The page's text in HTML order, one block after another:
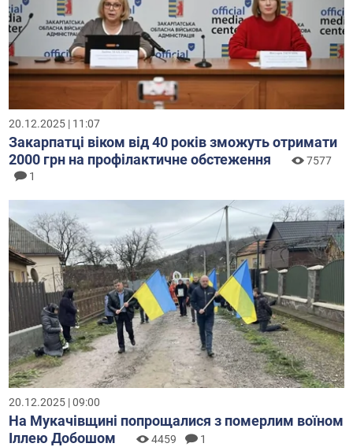
20.12.2025 | 11:07
Закарпатці віком від 40 років зможуть отримати
2000 грн на профілактичне обстеження
7577
1
20.12.2025 | 09:00
На Мукачівщині попрощалися з померлим воїном
Іллею Добошом
4459 1